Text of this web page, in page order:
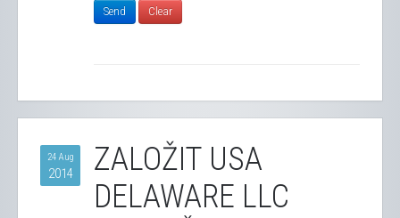
24 Aug
2014
ZALOŽIT USA
DELAWARE LLC